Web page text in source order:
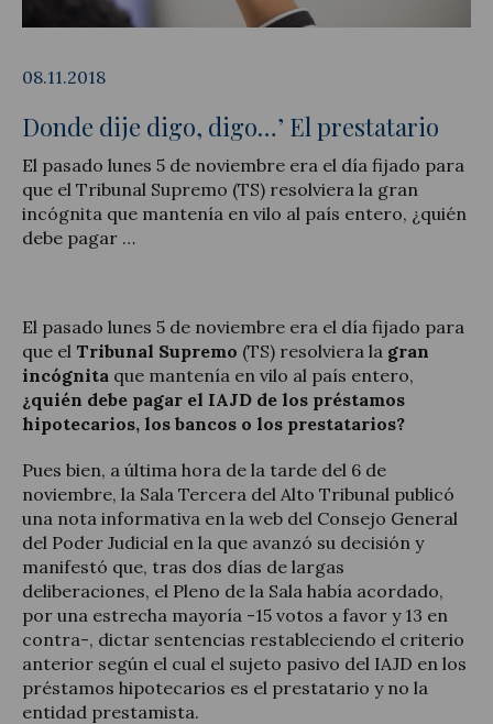
Legal Update
News and Articles
08.11.2018
Donde dije digo, digo…’ El prestatario
El pasado lunes 5 de noviembre era el día fijado para
que el Tribunal Supremo (TS) resolviera la gran
incógnita que mantenía en vilo al país entero, ¿quién
debe pagar …
El pasado lunes 5 de noviembre era el día fijado para
que el Tribunal Supremo (TS) resolviera la gran
incógnita que mantenía en vilo al país entero,
¿quién debe pagar el IAJD de los préstamos
hipotecarios, los bancos o los prestatarios?
Pues bien, a última hora de la tarde del 6 de
noviembre, la Sala Tercera del Alto Tribunal publicó
una nota informativa en la web del Consejo General
del Poder Judicial en la que avanzó su decisión y
manifestó que, tras dos días de largas
deliberaciones, el Pleno de la Sala había acordado,
por una estrecha mayoría -15 votos a favor y 13 en
contra-, dictar sentencias restableciendo el criterio
anterior según el cual el sujeto pasivo del IAJD en los
préstamos hipotecarios es el prestatario y no la
entidad prestamista.